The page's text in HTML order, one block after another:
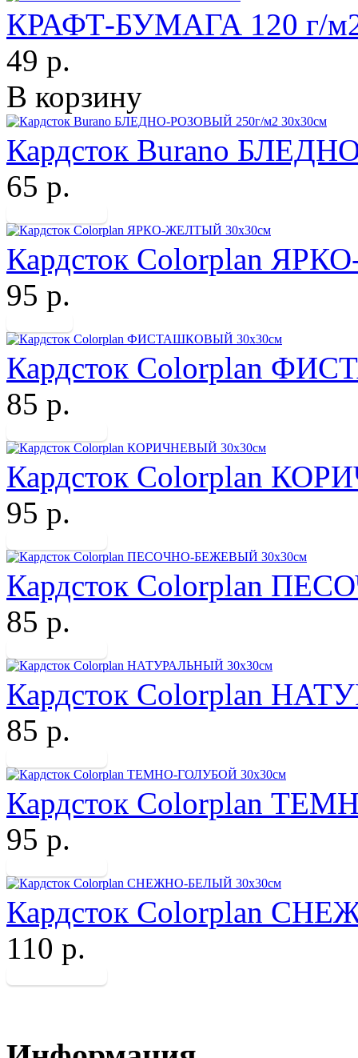
КРАФТ-БУМАГА 120 г/м2
49 р.
В корзину
Кардсток Burano
65 р.
Кардсток Colorplan
95 р.
Кардсток Colorplan
85 р.
Кардсток Colorplan
95 р.
Кардсток Colorplan
85 р.
Кардсток Colorplan
85 р.
Кардсток Colorplan
95 р.
Кардсток Colorplan
110 р.